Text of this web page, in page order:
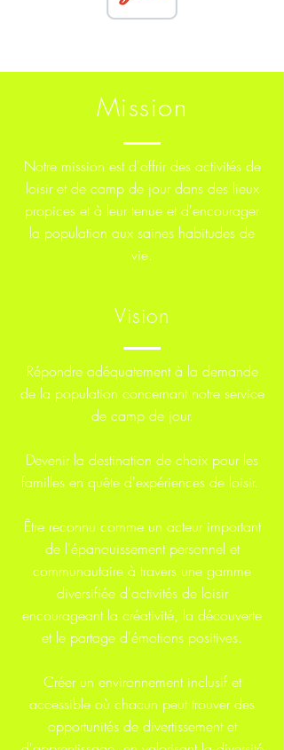
Mission
Notre mission est d'offrir des activités de
loisir et de camp de jour dans des lieux
propices et à leur tenue et d'encourager
la population aux saines habitudes de
vie.
Vision
Répondre adéquatement à la demande
de la population concernant notre service
de camp de jour.
Devenir la destination de choix pour les
familles en quête d'expériences de loisir.
Être reconnu comme un acteur important
de l'épanouissement personnel et
communautaire à travers une gamme
diversifiée d'activités de loisir
encourageant la créativité, la découverte
et le partage d'émotions positives.
Créer un environnement inclusif et
accessible où chacun peut trouver des
opportunités de divertissement et